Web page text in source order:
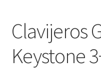
Clavijeros
Keystone